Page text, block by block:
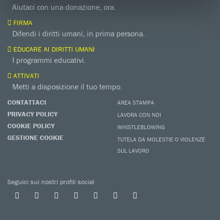
Aiutaci con una donazione, ora.
FIRMA
Difendi i diritti umani, in prima persona.
EDUCARE AI DIRITTI UMANI
I programmi educativi.
ATTIVATI
Metti a disposizione il tuo tempo.
CONTATTACI
PRIVACY POLICY
COOKIE POLICY
GESTIONE COOKIE
AREA STAMPA
LAVORA CON NOI
WHISTLEBLOWING
TUTELA DA MOLESTIE O VIOLENZE
SUL LAVORO
Seguici sui nostri profili social